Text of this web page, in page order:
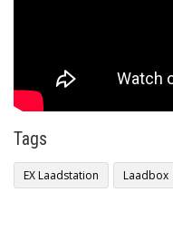
Tags
EX Laadstation Laadbox